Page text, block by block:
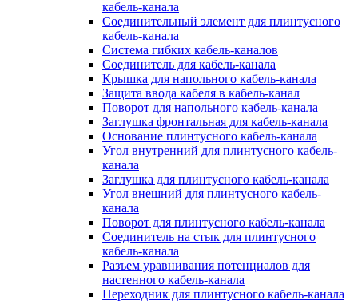
кабель-канала
Соединительный элемент для плинтусного
кабель-канала
Система гибких кабель-каналов
Соединитель для кабель-канала
Крышка для напольного кабель-канала
Защита ввода кабеля в кабель-канал
Поворот для напольного кабель-канала
Заглушка фронтальная для кабель-канала
Основание плинтусного кабель-канала
Угол внутренний для плинтусного кабель-
канала
Заглушка для плинтусного кабель-канала
Угол внешний для плинтусного кабель-
канала
Поворот для плинтусного кабель-канала
Соединитель на стык для плинтусного
кабель-канала
Разъем уравнивания потенциалов для
настенного кабель-канала
Переходник для плинтусного кабель-канала